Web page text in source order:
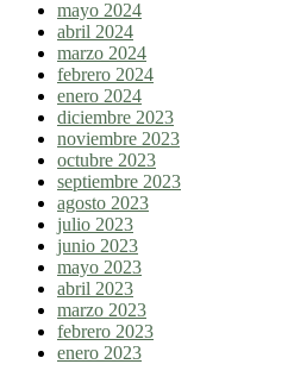
mayo 2024
abril 2024
marzo 2024
febrero 2024
enero 2024
diciembre 2023
noviembre 2023
octubre 2023
septiembre 2023
agosto 2023
julio 2023
junio 2023
mayo 2023
abril 2023
marzo 2023
febrero 2023
enero 2023